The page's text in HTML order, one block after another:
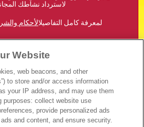
لاسترداد نشاطك
.لمعرفة كامل التفاصيلالأحكام
!حظاً طيباً
Website
web beacons, and other
to store and/or access information
your IP address, and may use them
purposes: collect website use
provide personalized ads
and content, and ensure security.